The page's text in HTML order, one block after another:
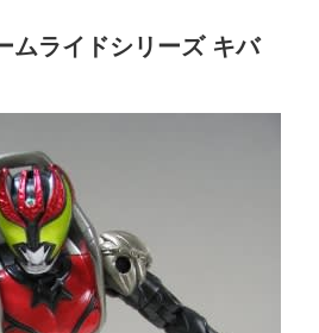
ムライドシリーズ キバ